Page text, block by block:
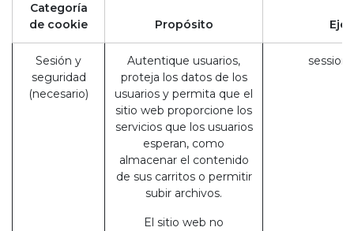
Categoría
de cookie
Propósito
Sesión y
seguridad
(necesario)
Autentique usuarios,
proteja los datos de los
usuarios y permita que el
sitio web proporcione los
servicios que los usuarios
esperan, como
almacenar el contenido
de sus carritos o permitir
subir archivos.
El sitio web no